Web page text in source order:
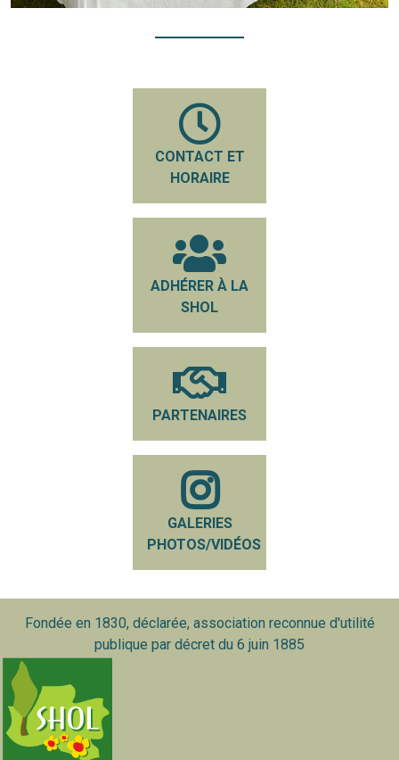
CONTACT ET
HORAIRE
ADHÉRER À LA
SHOL
PARTENAIRES
GALERIES
PHOTOS/VIDÉOS
Fondée en 1830, déclarée, association reconnue d'utilité
publique par décret du 6 juin 1885